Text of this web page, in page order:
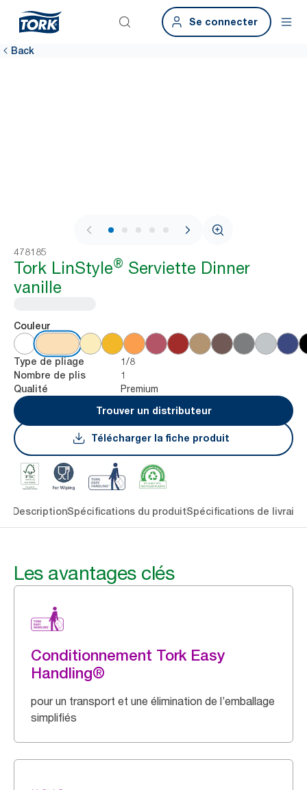
Se connecter
Back
1 / 6
478185
Tork LinStyle® Serviette Dinner
vanille
Couleur
Type de pliage 1/8
Nombre de plis 1
Qualité
Premium
Trouver un distributeur
Télécharger la fiche produit
DescriptionSpécifications du produitSpécifications de
Les avantages clés
Conditionnement Tork Easy
Handling®
pour un transport et une élimination de l’emballage
simplifiés